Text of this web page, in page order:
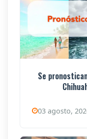
Se
03 agosto,